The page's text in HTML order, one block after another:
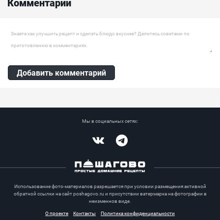
Оставить комментарий
Добавить комментарий
Мы в социальных сетях:
Использование фото-материалов разрешается при условии размещения активной
обратной ссылки на сайт poshagovo.ru и присутствии ватермарка на фотографии в
неизменнов виде.
О проекте
Контакты Политика конфиденциальности